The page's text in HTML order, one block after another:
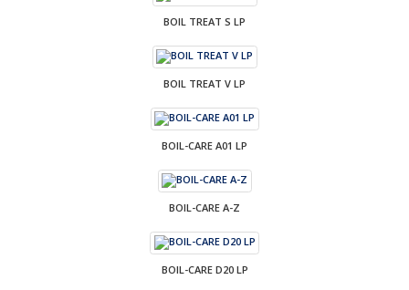
BOIL TREAT S LP
BOIL TREAT V LP
BOIL-CARE A01 LP
BOIL-CARE A-Z
BOIL-CARE D20 LP